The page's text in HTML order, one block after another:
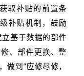
取补贴的前置条
补贴机制，鼓励
基于数据的部件
、部件更换、整
到“应修尽修，